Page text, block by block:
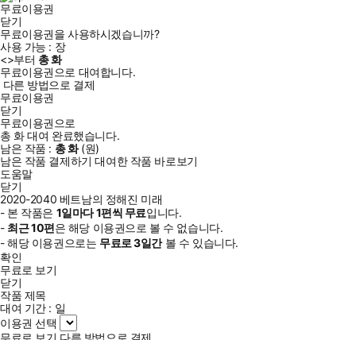
무료이용권
닫기
무료이용권을 사용하시겠습니까?
사용 가능 : 장
<>부터 총화
무료이용권으로 대여합니다.
다른 방법으로 결제
무료이용권
닫기
무료이용권으로
총 화대여 완료했습니다.
남은 작품 : 총화(원)
남은 작품 결제하기 대여한 작품 바로보기
도움말
닫기
2020-2040 베트남의 정해진 미래
- 본 작품은 1일마다1편씩 무료입니다.
- 최근10편은 해당 이용권으로 볼 수 없습니다.
- 해당 이용권으로는 무료로3일간볼 수 있습니다.
확인
무료로 보기
닫기
작품 제목
대여 기간 : 일
이용권 선택
무료로 보기 다른 방법으로 결제